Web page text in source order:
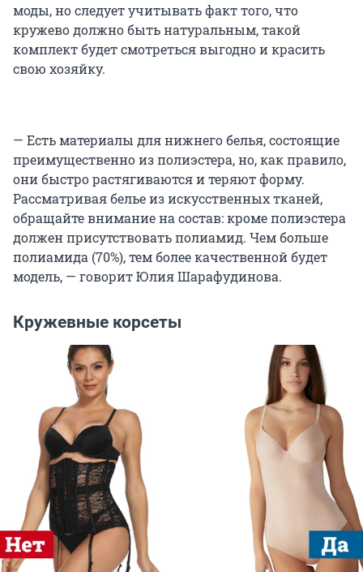
моды, но следует учитывать факт того, что
кружево должно быть натуральным, такой
комплект будет смотреться выгодно и красить
свою хозяйку.
— Есть материалы для нижнего белья, состоящие
преимущественно из полиэстера, но, как правило,
они быстро растягиваются и теряют форму.
Рассматривая белье из искусственных тканей,
обращайте внимание на состав: кроме полиэстера
должен присутствовать полиамид. Чем больше
полиамида (70%), тем более качественной будет
модель, — говорит Юлия Шарафудинова.
Кружевные корсеты